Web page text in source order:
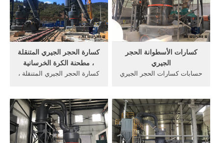
الحجر بلغت 405% من .‫تقرير
مشروع محطة كسارة الحجر‬‎
YouTube,04/07/2016· المزيد
من ...
مباشرة الحصول على السعر.
بواسطة كسارة bc; احصل على
السعر
كسارة الحجر الجيري المتنقلة
، مطحنة الكرة الخرسانية
كسارة الحجر الجيري المتنقلة ،
مصنعة العالمية الرائدة من
معدات السحق والطحن
والتعدين ، ونحن نقدم، حلول
معقولة متقدمة لأية متطلبات
كسارات الأسطوانة الحجر
الجيري
حسابات كسارات الحجر الجيري
خط تكسير الخرسانة من زينث
في بروناي · كسارة الاحجار من
زينث في أنغولا · تصنيع
للمستثمر صغير خط إنتاج